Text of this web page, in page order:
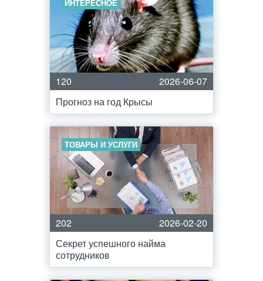
ИНТЕРЕСНОЕ
120
2026-06-07
Прогноз на год Крысы
ТОВАРЫ И УСЛУГИ
202
2026-02-20
Секрет успешного найма
сотрудников